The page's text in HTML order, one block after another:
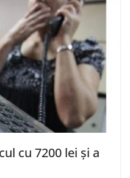
cu 7200 lei și a